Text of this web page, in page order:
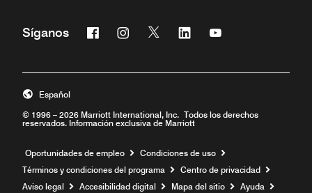
Síganos Facebook
Abre una ventana nueva
Instagram
Abre una ventana nueva
Twitter
Abre una ventana nueva
Linkedin
Abre una ventana nueva
Abre una ventana
© 1996 – 2026 Marriott International, Inc. Todos los derechos
reservados. Información exclusiva de Marriott
Español
Oportunidades de empleo Abre una ventana nueva
Condiciones de uso
Términos y condiciones del programa
Centro de privacidad
Aviso legal
Accesibilidad digital Mapa del sitio Ayuda